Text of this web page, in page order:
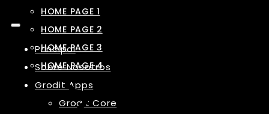
Principal
Sobre Nosotros
Grodit Apps
Grodit Core
HOME PAGE 1
HOME PAGE 2
HOME PAGE 3
HOME PAGE 4